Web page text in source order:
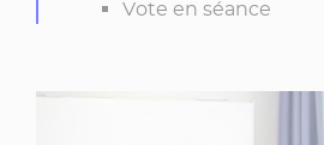
Vote en séance